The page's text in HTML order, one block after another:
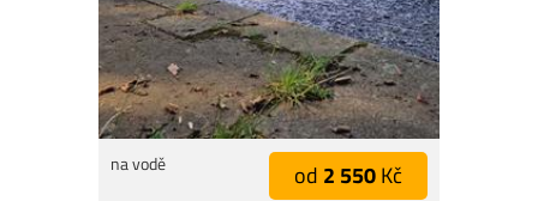
na vodě od 2 550Kč